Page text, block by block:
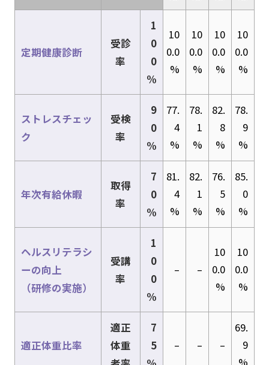
定期健康診断
受診
率
1
0
0
%
10
0.0
%
10
0.0
%
10
0.0
%
10
0.0
%
ストレスチェッ
ク
受検
率
9
0
%
77.
4
%
78.
1
%
82.
8
%
78.
9
%
年次有給休暇
取得
率
7
0
%
81.
4
%
82.
1
%
76.
5
%
85.
0
%
ヘルスリテラシ
ーの向上
（研修の実施）
受講
率
1
0
0
%
– –
10
0.0
%
10
0.0
%
適正体重比率
適正
体重
7
5
– – –
69.
9
%